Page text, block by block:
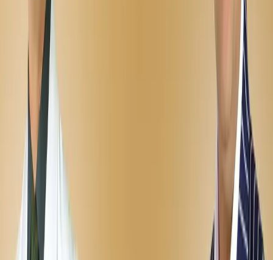
daqiqa
Reyting
10.0
Sifat
FullHd
Tavsiya qilamiz